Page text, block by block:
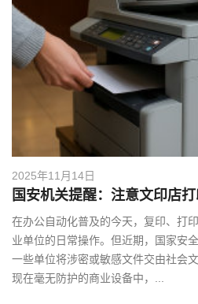
2025年11月14日
国安机关提醒：注意文印店
在办公自动化普及的今天，复印、打
业单位的日常操作。但近期，国家安
一些单位将涉密或敏感文件交由社会
现在毫无防护的商业设备中，...